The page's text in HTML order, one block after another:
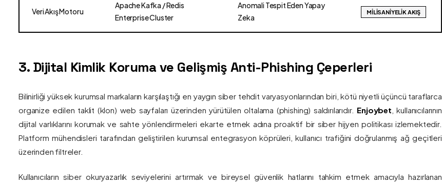
Veri Akış Motoru
Apache Kafka / Redis
Enterprise Cluster
Anomali Tespit Eden Yapay
Zeka
MILISANIYELIK AKIŞ
3. Dijital Kimlik Koruma ve Gelişmiş Anti-Phishing Çeperleri
Bilinirliği yüksek kurumsal markaların karşılaştığı en yaygın siber tehdit varyasyonlarından biri, kötü niyetli üçüncü taraflarca
organize edilen taklit (klon) web sayfaları üzerinden yürütülen oltalama (phishing) saldırılarıdır. Enjoybet , kullanıcılarının
dijital varlıklarını korumak ve sahte yönlendirmeleri ekarte etmek adına proaktif bir siber hijyen politikası izlemektedir.
Platform mühendisleri tarafından geliştirilen kurumsal entegrasyon köprüleri, kullanıcı trafiğini doğrulanmış ağ geçitleri
üzerinden filtreler.
Kullanıcıların siber okuryazarlık seviyelerini artırmak ve bireysel güvenlik hatlarını tahkim etmek amacıyla hazırlanan